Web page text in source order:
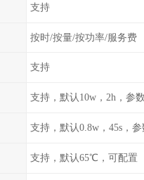
支持
按时/按量/按功率/服务费
支持
支持，默认10w，2h，参
支持，默认0.8w，45s，
支持，默认65℃，可配置